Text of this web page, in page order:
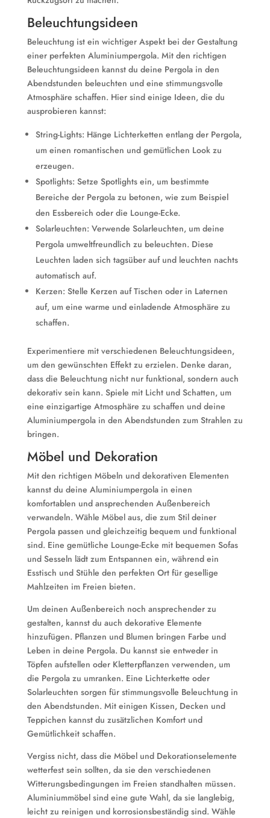
Beleuchtungsideen
Beleuchtung ist ein wichtiger Aspekt bei der Gestaltung
einer perfekten Aluminiumpergola. Mit den richtigen
Beleuchtungsideen kannst du deine Pergola in den
Abendstunden beleuchten und eine stimmungsvolle
Atmosphäre schaffen. Hier sind einige Ideen, die du
ausprobieren kannst:
String-Lights: Hänge Lichterketten entlang der Pergola,
um einen romantischen und gemütlichen Look zu
erzeugen.
Spotlights: Setze Spotlights ein, um bestimmte
Bereiche der Pergola zu betonen, wie zum Beispiel
den Essbereich oder die Lounge-Ecke.
Solarleuchten: Verwende Solarleuchten, um deine
Pergola umweltfreundlich zu beleuchten. Diese
Leuchten laden sich tagsüber auf und leuchten nachts
automatisch auf.
Kerzen: Stelle Kerzen auf Tischen oder in Laternen
auf, um eine warme und einladende Atmosphäre zu
schaffen.
Experimentiere mit verschiedenen Beleuchtungsideen,
um den gewünschten Effekt zu erzielen. Denke daran,
dass die Beleuchtung nicht nur funktional, sondern auch
dekorativ sein kann. Spiele mit Licht und Schatten, um
eine einzigartige Atmosphäre zu schaffen und deine
Aluminiumpergola in den Abendstunden zum Strahlen zu
bringen.
Möbel und Dekoration
Mit den richtigen Möbeln und dekorativen Elementen
kannst du deine Aluminiumpergola in einen
komfortablen und ansprechenden Außenbereich
verwandeln. Wähle Möbel aus, die zum Stil deiner
Pergola passen und gleichzeitig bequem und funktional
sind. Eine gemütliche Lounge-Ecke mit bequemen Sofas
und Sesseln lädt zum Entspannen ein, während ein
Esstisch und Stühle den perfekten Ort für gesellige
Mahlzeiten im Freien bieten.
Um deinen Außenbereich noch ansprechender zu
gestalten, kannst du auch dekorative Elemente
hinzufügen. Pflanzen und Blumen bringen Farbe und
Leben in deine Pergola. Du kannst sie entweder in
Töpfen aufstellen oder Kletterpflanzen verwenden, um
die Pergola zu umranken. Eine Lichterkette oder
Solarleuchten sorgen für stimmungsvolle Beleuchtung in
den Abendstunden. Mit einigen Kissen, Decken und
Teppichen kannst du zusätzlichen Komfort und
Gemütlichkeit schaffen.
Vergiss nicht, dass die Möbel und Dekorationselemente
wetterfest sein sollten, da sie den verschiedenen
Witterungsbedingungen im Freien standhalten müssen.
Aluminiummöbel sind eine gute Wahl, da sie langlebig,
leicht zu reinigen und korrosionsbeständig sind. Wähle